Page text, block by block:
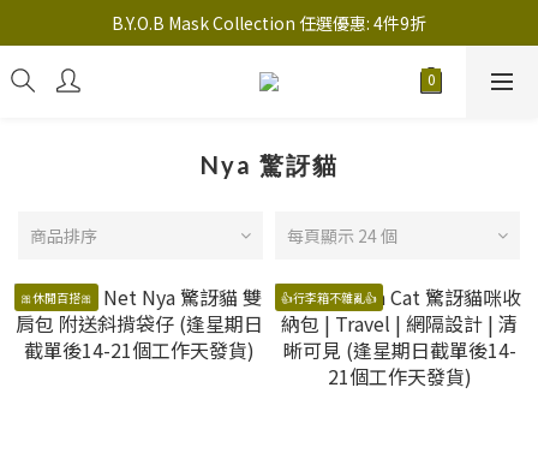
註冊新會員送 $20 馬上使用，會員可享指定產品「​專享價」
B.Y.O.B Mask Collection 任選優惠: 4件9折
註冊新會員送 $20 馬上使用，會員可享指定產品「​專享價」
Nya 驚訝貓
商品排序 每頁顯示 24 個
🎀休閒百搭🎀 👍行李箱不雜亂👍